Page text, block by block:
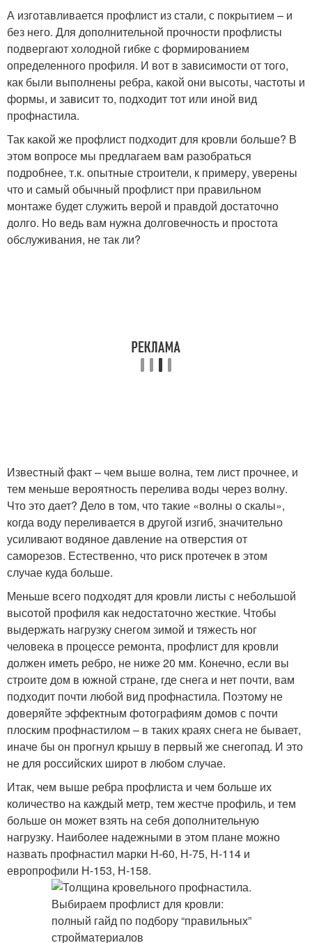
А изготавливается профлист из стали, с покрытием – и
без него. Для дополнительной прочности профлисты
подвергают холодной гибке с формированием
определенного профиля. И вот в зависимости от того,
как были выполнены ребра, какой они высоты, частоты и
формы, и зависит то, подходит тот или иной вид
профнастила.
Так какой же профлист подходит для кровли больше? В
этом вопросе мы предлагаем вам разобраться
подробнее, т.к. опытные строители, к примеру, уверены
что и самый обычный профлист при правильном
монтаже будет служить верой и правдой достаточно
долго. Но ведь вам нужна долговечность и простота
обслуживания, не так ли?
Известный факт – чем выше волна, тем лист прочнее, и
тем меньше вероятность перелива воды через волну.
Что это дает? Дело в том, что такие «волны о скалы»,
когда воду переливается в другой изгиб, значительно
усиливают водяное давление на отверстия от
саморезов. Естественно, что риск протечек в этом
случае куда больше.
Меньше всего подходят для кровли листы с небольшой
высотой профиля как недостаточно жесткие. Чтобы
выдержать нагрузку снегом зимой и тяжесть ног
человека в процессе ремонта, профлист для кровли
должен иметь ребро, не ниже 20 мм. Конечно, если вы
строите дом в южной стране, где снега и нет почти, вам
подходит почти любой вид профнастила. Поэтому не
доверяйте эффектным фотографиям домов с почти
плоским профнастилом – в таких краях снега не бывает,
иначе бы он прогнул крышу в первый же снегопад. И это
не для российских широт в любом случае.
Итак, чем выше ребра профлиста и чем больше их
количество на каждый метр, тем жестче профиль, и тем
больше он может взять на себя дополнительную
нагрузку. Наиболее надежными в этом плане можно
назвать профнастил марки Н-60, Н-75, Н-114 и
европрофили Н-153, Н-158.